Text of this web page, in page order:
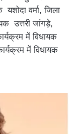
वर्मा, जिला
उत्तरी जांगड़े,
में विधायक
में विधायक